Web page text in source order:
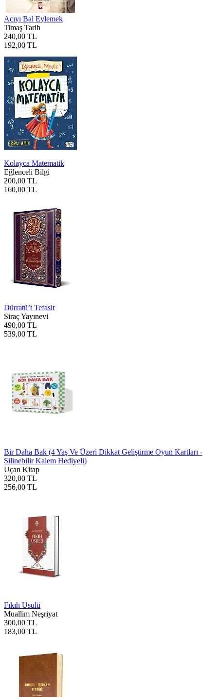
Acıyı Bal Eylemek
Timaş Tarih
240,00 TL
192,00 TL
Kolayca Matematik
Eğlenceli Bilgi
200,00 TL
160,00 TL
Dürratü’t Tefasir
Siraç Yayınevi
490,00 TL
539,00 TL
Bir Daha Bak (4 Yaş Ve Üzeri Dikkat Geliştirme Oyun Kartları -
Silinebilir Kalem Hediyeli)
Uçan Kitap
320,00 TL
256,00 TL
Fıkıh Usulü
Muallim Neşriyat
300,00 TL
183,00 TL